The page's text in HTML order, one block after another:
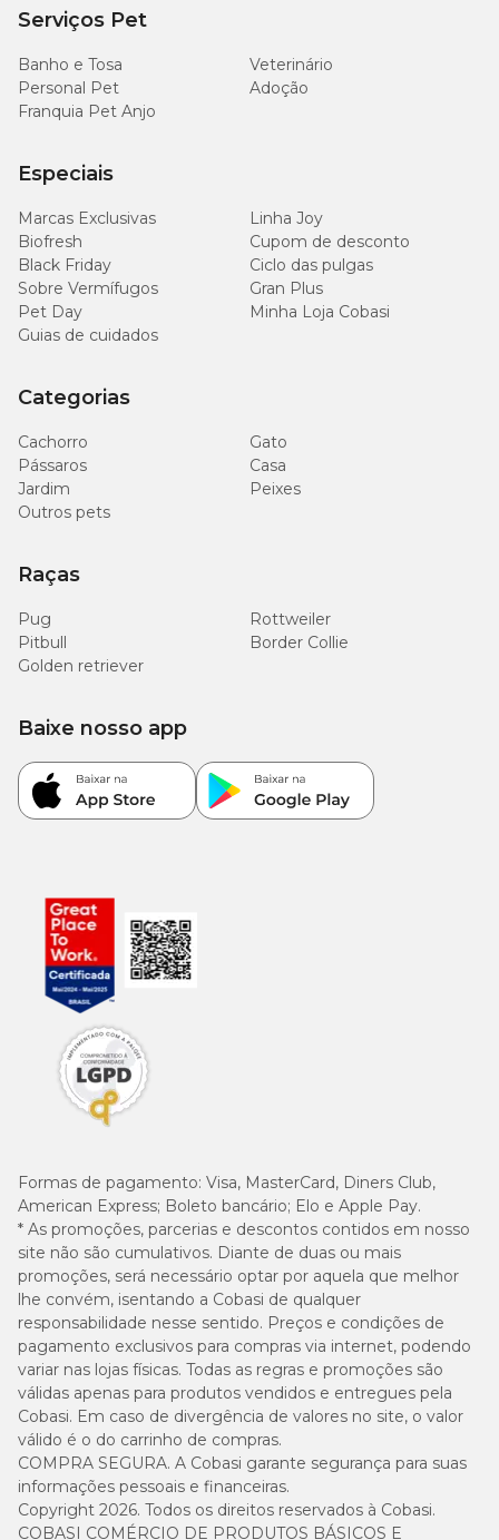
Serviços Pet
Banho e Tosa
Veterinário
Personal Pet
Adoção
Franquia Pet Anjo
Especiais
Marcas Exclusivas
Linha Joy
Biofresh
Cupom de desconto
Black Friday
Ciclo das pulgas
Sobre Vermífugos
Gran Plus
Pet Day
Minha Loja Cobasi
Guias de cuidados
Categorias
Cachorro
Gato
Pássaros
Casa
Jardim
Peixes
Outros pets
Raças
Pug
Rottweiler
Pitbull
Border Collie
Golden retriever
Formas de pagamento: Visa, MasterCard, Diners Club,
American Express; Boleto bancário; Elo e Apple Pay.
* As promoções, parcerias e descontos contidos em nosso
site não são cumulativos. Diante de duas ou mais
promoções, será necessário optar por aquela que melhor
lhe convém, isentando a Cobasi de qualquer
responsabilidade nesse sentido. Preços e condições de
pagamento exclusivos para compras via internet, podendo
variar nas lojas físicas. Todas as regras e promoções são
válidas apenas para produtos vendidos e entregues pela
Cobasi. Em caso de divergência de valores no site, o valor
válido é o do carrinho de compras.
COMPRA SEGURA. A Cobasi garante segurança para suas
informações pessoais e financeiras.
Copyright 2026. Todos os direitos reservados à Cobasi.
COBASI COMÉRCIO DE PRODUTOS BÁSICOS E
Baixe nosso app